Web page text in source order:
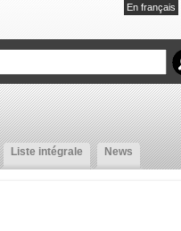
En français
Liste intégrale News